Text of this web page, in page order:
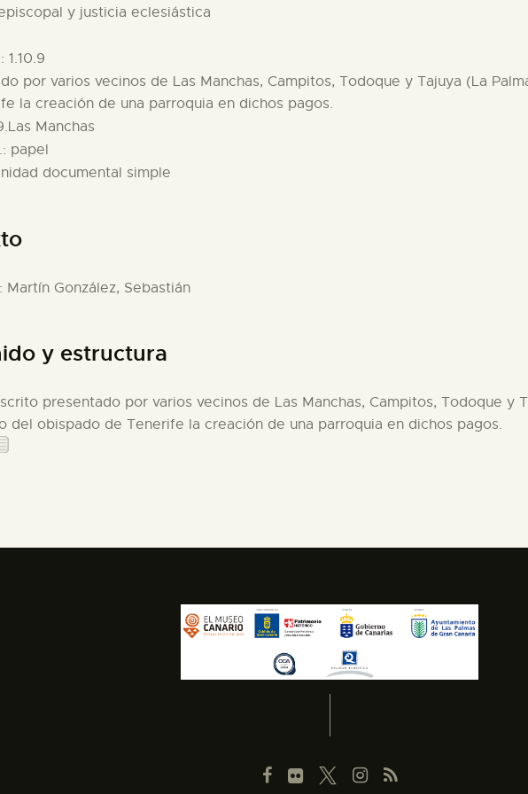
y justicia eclesiástica
: 1.10.9
por varios vecinos de Las Manchas, Campitos, Todoque y Tajuya (La
la creación de una parroquia en dichos pagos.
Manchas
papel
documental simple
: Martín González, Sebastián
y estructura
presentado por varios vecinos de Las Manchas, Campitos, Todoque y
del obispado de Tenerife la creación de una parroquia en dichos pagos.